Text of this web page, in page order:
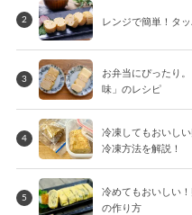
2 レンジで簡単！タ
3
お弁当にぴったり
味」のレシピ
4
冷凍してもおいし
冷凍方法を解説！
5
冷めてもおいしい
の作り方